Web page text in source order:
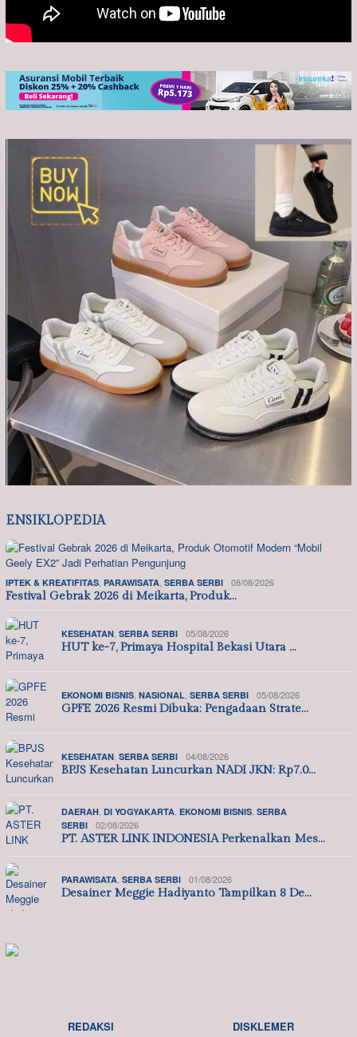
ENSIKLOPEDIA
IPTEK & KREATIFITAS, PARAWISATA, SERBA SERBI 08/08/2026
Festival Gebrak 2026 di Meikarta, Produk…
KESEHATAN, SERBA SERBI 05/08/2026
HUT ke-7, Primaya Hospital Bekasi Utara …
EKONOMI BISNIS, NASIONAL, SERBA SERBI 05/08/2026
GPFE 2026 Resmi Dibuka: Pengadaan Strate…
KESEHATAN, SERBA SERBI 04/08/2026
BPJS Kesehatan Luncurkan NADI JKN: Rp7.0…
DAERAH, DI YOGYAKARTA, EKONOMI BISNIS, SERBA
SERBI
02/08/2026
PT. ASTER LINK INDONESIA Perkenalkan Mes…
PARAWISATA, SERBA SERBI 01/08/2026
Desainer Meggie Hadiyanto Tampilkan 8 De…
REDAKSI DISKLEMER